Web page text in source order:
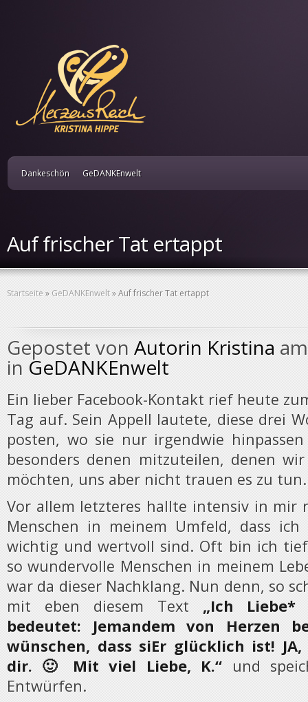
Dankeschön GeDANKEnwelt
Auf frischer Tat ertappt
Startseite » GeDANKEnwelt»Auf frischer Tat ertappt
Gepostet von Autorin Kristina
in GeDANKEnwelt
Ein lieber Facebook-Kontakt rief heute
Tag auf. Sein Appell lautete, diese drei
posten, wo sie nur irgendwie
besonders denen mitzuteilen, denen
möchten, uns aber nicht trauen es zu tun.
Vor allem letzteres hallte intensiv in mir
Menschen in meinem Umfeld, dass
wichtig und wertvoll sind. Oft bin ich tief
so wundervolle Menschen in meinem
war da dieser Nachklang. Nun denn, so
mit eben diesem Text „Ich
bedeutet: Jemandem von Herzen
wünschen, dass siEr glücklich ist!
dir. 🙂 Mit viel Liebe, K.“ und
Entwürfen.